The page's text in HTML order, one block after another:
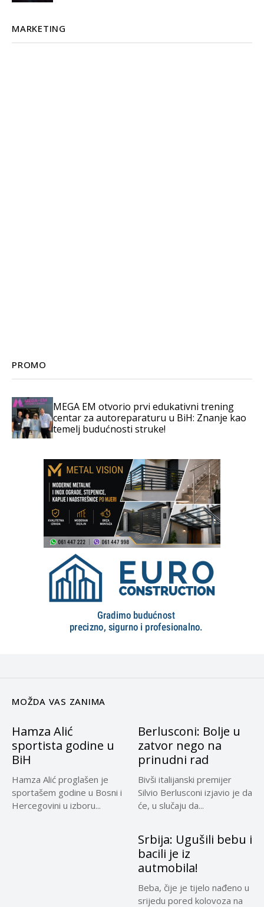
MARKETING
PROMO
MEGA EM otvorio prvi edukativni trening
centar za autoreparaturu u BiH: Znanje kao
temelj budućnosti struke!
MOŽDA VAS ZANIMA
Hamza Alić
sportista godine u
BiH
Hamza Alić proglašen je
sportašem godine u Bosni i
Hercegovini u izboru...
Berlusconi: Bolje u
zatvor nego na
prinudni rad
Bivši italijanski premijer
Silvio Berlusconi izjavio je da
će, u slučaju da...
Srbija: Ugušili bebu i
bacili je iz
autmobila!
Beba, čije je tijelo nađeno u
srijedu pored kolovoza na